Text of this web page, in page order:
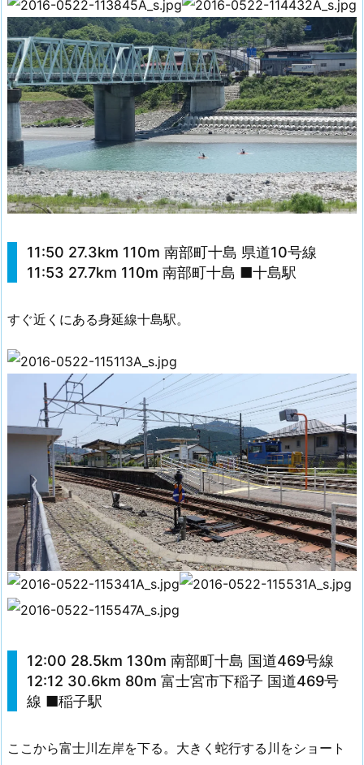
11:50 27.3km 110m 南部町十島 県道10号線
11:53 27.7km 110m 南部町十島 ■十島駅
すぐ近くにある身延線十島駅。
12:00 28.5km 130m 南部町十島 国道469号線
12:12 30.6km 80m 富士宮市下稲子 国道469号
線 ■稲子駅
ここから富士川左岸を下る。大きく蛇行する川をショート